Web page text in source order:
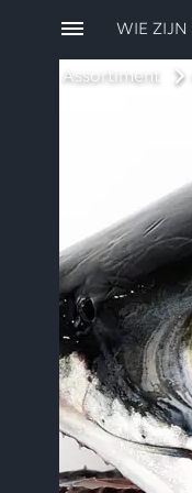
Assortiment
WIE ZIJN